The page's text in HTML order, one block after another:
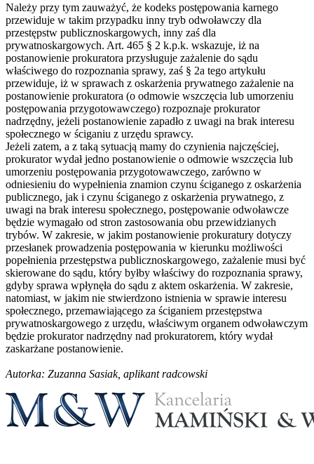
Należy przy tym zauważyć, że kodeks postępowania karnego
przewiduje w takim przypadku inny tryb odwoławczy dla
przestępstw publicznoskargowych, inny zaś dla
prywatnoskargowych. Art. 465 § 2 k.p.k. wskazuje, iż na
postanowienie prokuratora przysługuje zażalenie do sądu
właściwego do rozpoznania sprawy, zaś § 2a tego artykułu
przewiduje, iż w sprawach z oskarżenia prywatnego zażalenie na
postanowienie prokuratora (o odmowie wszczęcia lub umorzeniu
postępowania przygotowawczego) rozpoznaje prokurator
nadrzędny, jeżeli postanowienie zapadło z uwagi na brak interesu
społecznego w ściganiu z urzędu sprawcy.
Jeżeli zatem, a z taką sytuacją mamy do czynienia najczęściej,
prokurator wydał jedno postanowienie o odmowie wszczęcia lub
umorzeniu postępowania przygotowawczego, zarówno w
odniesieniu do wypełnienia znamion czynu ściganego z oskarżenia
publicznego, jak i czynu ściganego z oskarżenia prywatnego, z
uwagi na brak interesu społecznego, postępowanie odwoławcze
będzie wymagało od stron zastosowania obu przewidzianych
trybów. W zakresie, w jakim postanowienie prokuratury dotyczy
przesłanek prowadzenia postępowania w kierunku możliwości
popełnienia przestępstwa publicznoskargowego, zażalenie musi być
skierowane do sądu, który byłby właściwy do rozpoznania sprawy,
gdyby sprawa wpłynęła do sądu z aktem oskarżenia. W zakresie,
natomiast, w jakim nie stwierdzono istnienia w sprawie interesu
społecznego, przemawiającego za ściganiem przestępstwa
prywatnoskargowego z urzędu, właściwym organem odwoławczym
będzie prokurator nadrzędny nad prokuratorem, który wydał
zaskarżane postanowienie.
Autorka: Zuzanna Sasiak, aplikant radcowski